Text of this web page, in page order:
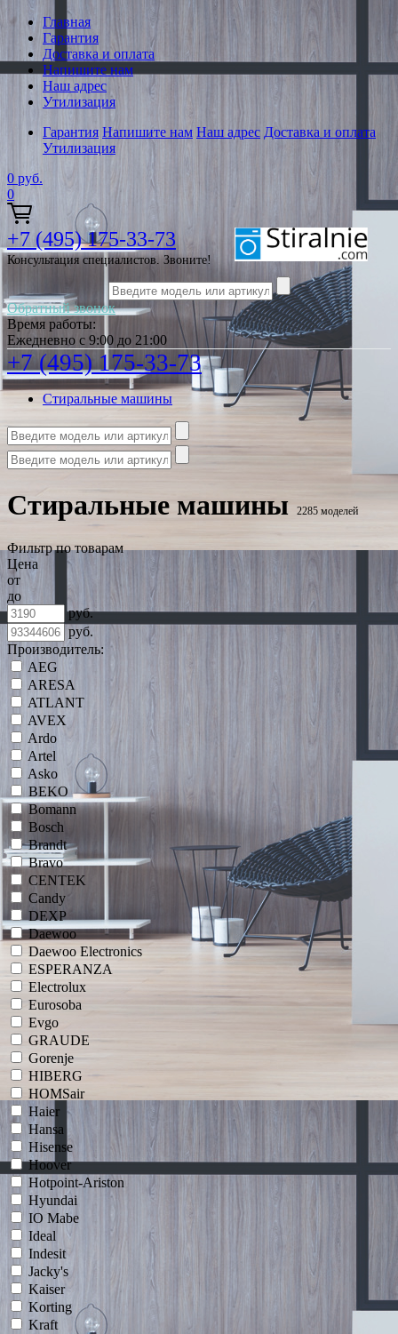
Главная
Гарантия
Доставка и оплата
Напишите нам
Наш адрес
Утилизация
Гарантия Напишите нам Наш адрес Доставка и оплата
Утилизация
0 руб.
0
+7 (495) 175-33-73
Консультация специалистов. Звоните!
Обратный звонок
Время работы:
Ежедневно с 9:00 до 21:00
+7 (495) 175-33-73
Стиральные машины
Стиральные машины 2285 моделей
Фильтр по товарам
Цена
от
до
руб.
руб.
Производитель:
AEG
ARESA
ATLANT
AVEX
Ardo
Artel
Asko
BEKO
Bomann
Bosch
Brandt
Bravo
CENTEK
Candy
DEXP
Daewoo
Daewoo Electronics
ESPERANZA
Electrolux
Eurosoba
Evgo
GRAUDE
Gorenje
HIBERG
HOMSair
Haier
Hansa
Hisense
Hoover
Hotpoint-Ariston
Hyundai
IO Mabe
Ideal
Indesit
Jacky's
Kaiser
Korting
Kraft